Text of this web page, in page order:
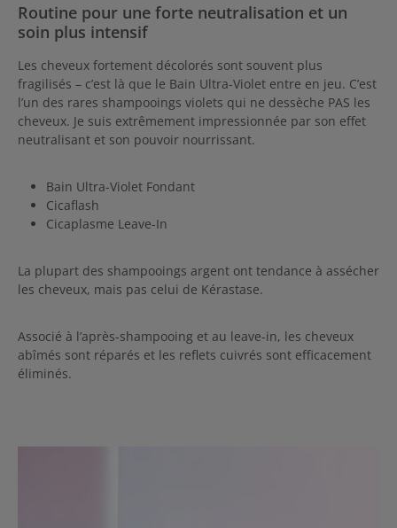
Routine pour une forte neutralisation et un
soin plus intensif
Les cheveux fortement décolorés sont souvent plus
fragilisés – c’est là que le Bain Ultra-Violet entre en jeu. C’est
l’un des rares shampooings violets qui ne dessèche PAS les
cheveux. Je suis extrêmement impressionnée par son effet
neutralisant et son pouvoir nourrissant.
Bain Ultra-Violet Fondant
Cicaflash
Cicaplasme Leave-In
La plupart des shampooings argent ont tendance à assécher
les cheveux, mais pas celui de Kérastase.
Associé à l’après-shampooing et au leave-in, les cheveux
abîmés sont réparés et les reflets cuivrés sont efficacement
éliminés.